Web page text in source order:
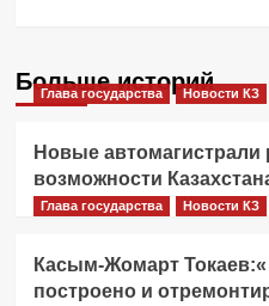
Больше историй
Глава государства Новости КЗ
Новые автомагистрали
возможности
Глава государства Новости КЗ
Касым-Жомарт
построено и